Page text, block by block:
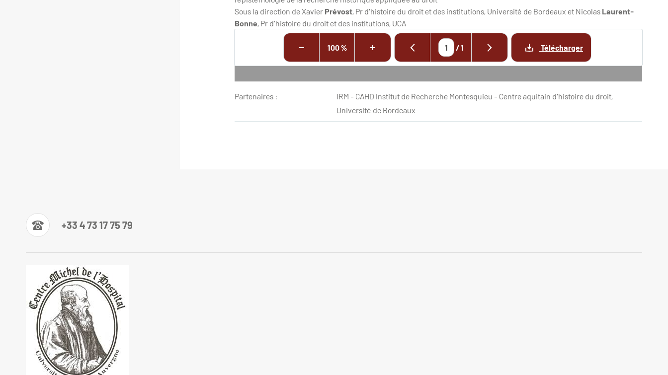
Sous la direction de Xavier Prévost, Pr d'histoire du droit et des institutions, Université de Bordeaux et Nicolas Laurent-
Bonne, Pr d'histoire du droit et des institutions, UCA
100 % /1 Télécharger
Partenaires :
IRM - CAHD Institut de Recherche Montesquieu - Centre aquitain d'histoire du droit,
Université de Bordeaux
+33 4 73 17 75 79